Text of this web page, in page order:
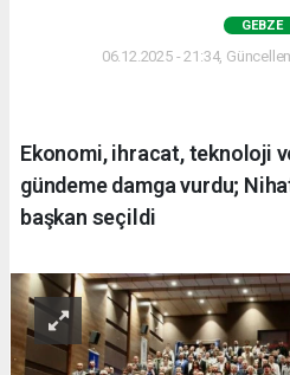
GEBZE
06.12.2025 - 21:34,
Ekonomi, ihracat, teknoloji
gündeme damga vurdu;
başkan seçildi